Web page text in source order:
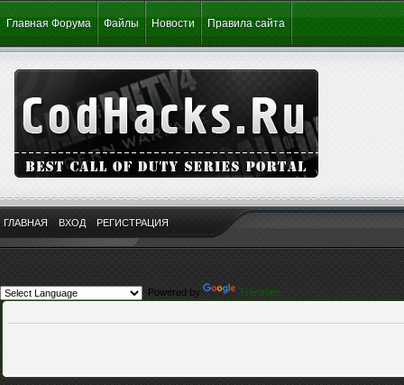
Главная Форума Файлы Новости Правила сайта
ГЛАВНАЯ ВХОД РЕГИСТРАЦИЯ
Powered by Translate